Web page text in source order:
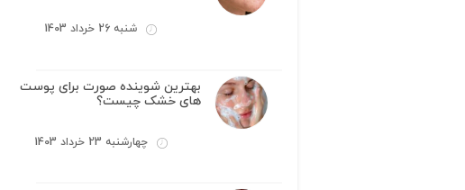
شنبه 26 خرداد 1403
بهترین شوینده صورت برای پوست
های خشک چیست؟
چهارشنبه 23 خرداد 1403